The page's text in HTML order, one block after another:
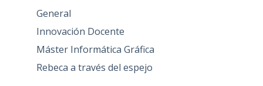
General
Innovación Docente
Máster Informática Gráfica
Rebeca a través del espejo